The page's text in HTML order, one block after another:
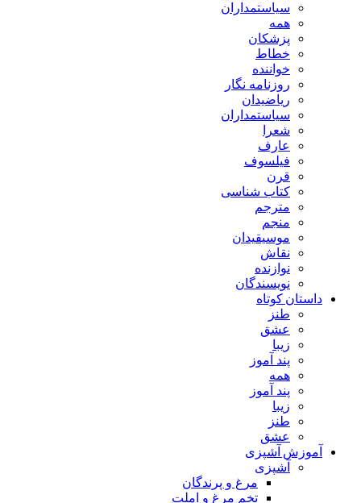
سیاستمداران
همه
پزشکان
خطاط
خواننده
روزنامه نگار
ریاضیدان
سیاستمداران
شعرا
عارف
فیلسوف
قرن
کتاب شناسی
مترجم
منجم
موسیقیدان
نقاش
نوازنده
نویسندگان
داستان کوتاه
طنز
عشق
زیبا
پند آموز
همه
پند آموز
زیبا
طنز
عشق
آموزش آشپزی
آشپزی
مرغ و پرندگان
تخم مرغ و املت